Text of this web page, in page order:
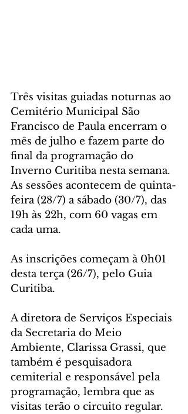
Três visitas guiadas noturnas ao
Cemitério Municipal São
Francisco de Paula encerram o
mês de julho e fazem parte do
final da programação do
Inverno Curitiba nesta semana.
As sessões acontecem de quinta-
feira (28/7) a sábado (30/7), das
19h às 22h, com 60 vagas em
cada uma.
As inscrições começam à 0h01
desta terça (26/7), pelo Guia
Curitiba.
A diretora de Serviços Especiais
da Secretaria do Meio
Ambiente, Clarissa Grassi, que
também é pesquisadora
cemiterial e responsável pela
programação, lembra que as
visitas terão o circuito regular.